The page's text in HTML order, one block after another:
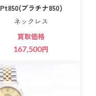
Pt850(プラチナ850)
ネックレス
買取価格
167,500円